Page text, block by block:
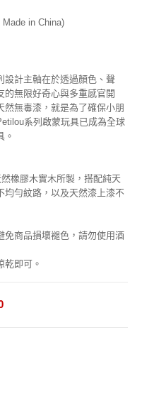
in China)
設計主軸在於透過顏色、聲
無限好奇心與多重感官開
無毒漆，就是為了確保小朋
系列啟蒙玩具已成為全球
。
橡膠木實木所製，搭配純天
均勻紋路，以及天然漆上漆不
免商品損壞褪色，請勿使用酒
乾即可。